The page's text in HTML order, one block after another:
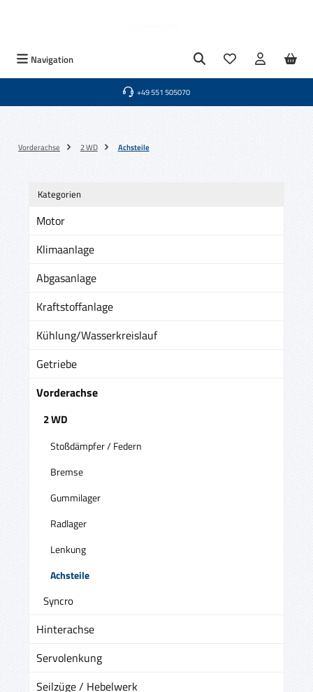
Navigation Du hast 0
+49 551 505070
Vorderachse 2 WD Achsteile
Kategorien
Motor
Klimaanlage
Abgasanlage
Kraftstoffanlage
Kühlung/Wasserkreislauf
Getriebe
Vorderachse
2 WD
Stoßdämpfer / Federn
Bremse
Gummilager
Radlager
Lenkung
Achsteile
Syncro
Hinterachse
Servolenkung
Seilzüge / Hebelwerk